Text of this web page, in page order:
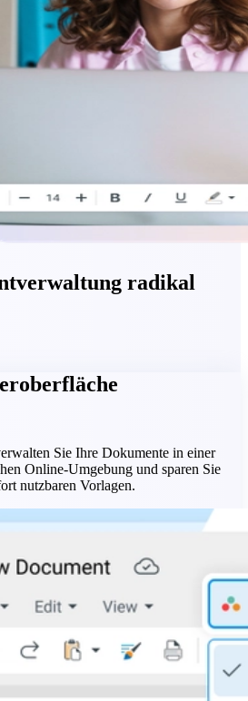
radikal
Sie Ihre Dokumente in einer
Online-Umgebung und sparen Sie
nutzbaren Vorlagen.